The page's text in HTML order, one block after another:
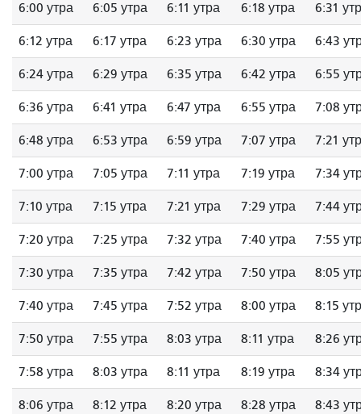
6:00 утра 6:05 утра 6:11 утра 6:18 утра 6:31
6:12 утра 6:17 утра 6:23 утра 6:30 утра 6:43
6:24 утра 6:29 утра 6:35 утра 6:42 утра 6:55
6:36 утра 6:41 утра 6:47 утра 6:55 утра 7:08
6:48 утра 6:53 утра 6:59 утра 7:07 утра 7:21
7:00 утра 7:05 утра 7:11 утра 7:19 утра 7:34
7:10 утра 7:15 утра 7:21 утра 7:29 утра 7:44
7:20 утра 7:25 утра 7:32 утра 7:40 утра 7:55
7:30 утра 7:35 утра 7:42 утра 7:50 утра 8:05
7:40 утра 7:45 утра 7:52 утра 8:00 утра 8:15
7:50 утра 7:55 утра 8:03 утра 8:11 утра 8:26
7:58 утра 8:03 утра 8:11 утра 8:19 утра 8:34
8:06 утра 8:12 утра 8:20 утра 8:28 утра 8:43